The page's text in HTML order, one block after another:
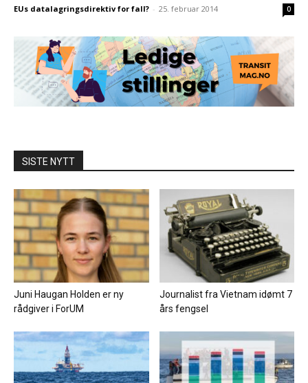
EUs datalagringsdirektiv for fall? - 25. februar 2014 0
SISTE NYTT
Juni Haugan Holden er ny
rådgiver i ForUM
Journalist fra Vietnam idømt 7
års fengsel